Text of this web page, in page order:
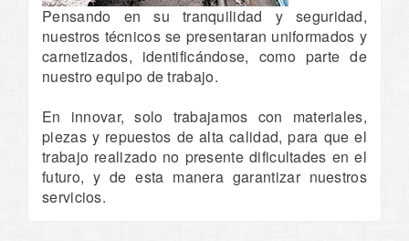
Pensando en su tranquilidad y seguridad,
nuestros técnicos se presentaran uniformados y
carnetizados, identificándose, como parte de
nuestro equipo de trabajo.
En innovar, solo trabajamos con materiales,
piezas y repuestos de alta calidad, para que el
trabajo realizado no presente dificultades en el
futuro, y de esta manera garantizar nuestros
servicios.